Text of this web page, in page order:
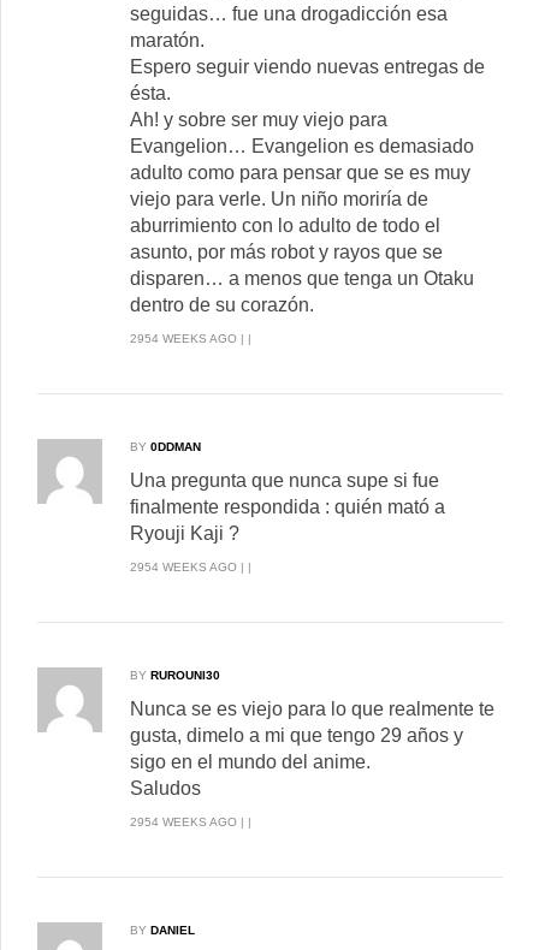
seguidas… fue una drogadicción esa
maratón.
Espero seguir viendo nuevas entregas de
ésta.
Ah! y sobre ser muy viejo para
Evangelion… Evangelion es demasiado
adulto como para pensar que se es muy
viejo para verle. Un niño moriría de
aburrimiento con lo adulto de todo el
asunto, por más robot y rayos que se
disparen… a menos que tenga un Otaku
dentro de su corazón.
2954 WEEKS AGO | |
BY 0DDMAN
Una pregunta que nunca supe si fue
finalmente respondida : quién mató a
Ryouji Kaji ?
2954 WEEKS AGO | |
BY RUROUNI30
Nunca se es viejo para lo que realmente te
gusta, dimelo a mi que tengo 29 años y
sigo en el mundo del anime.
Saludos
2954 WEEKS AGO | |
BY DANIEL